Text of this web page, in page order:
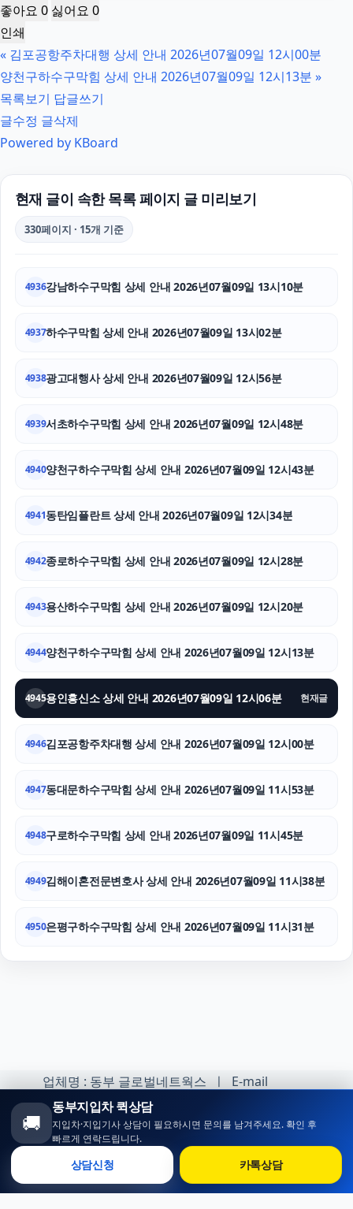
은평구하수구막힘
로드락버거
수원마약전문변호사
이혼재산분할
소액결제
애견파양
서초하수구막힘
좋아요 0 싫어요 0
인쇄
« 김포공항주차대행 상세 안내 2026년07월09일 12시00분
양천구하수구막힘 상세 안내 2026년07월09일 12시13분 »
목록보기 답글쓰기
글수정 글삭제
Powered by KBoard
현재 글이 속한 목록 페이지 글 미리보기
330페이지 · 15개 기준
4936강남하수구막힘 상세 안내 2026년07월09일 13시10분
4937하수구막힘 상세 안내 2026년07월09일 13시02분
4938광고대행사 상세 안내 2026년07월09일 12시56분
4939서초하수구막힘 상세 안내 2026년07월09일 12시48분
4940양천구하수구막힘 상세 안내 2026년07월09일 12시43분
4941동탄임플란트 상세 안내 2026년07월09일 12시34분
4942종로하수구막힘 상세 안내 2026년07월09일 12시28분
4943용산하수구막힘 상세 안내 2026년07월09일 12시20분
4944양천구하수구막힘 상세 안내 2026년07월09일 12시13분
4945용인흥신소 상세 안내 2026년07월09일 12시06분 현재글
4946김포공항주차대행 상세 안내 2026년07월09일 12시00분
4947동대문하수구막힘 상세 안내 2026년07월09일 11시53분
4948구로하수구막힘 상세 안내 2026년07월09일 11시45분
4949김해이혼전문변호사 상세 안내 2026년07월09일 11시38분
4950은평구하수구막힘 상세 안내 2026년07월09일 11시31분
업체명 : 동부 글로벌네트웍스 ㅣ E-mail
:minhoh1@naver.com
카카오톡 오픈채팅 :
https://open.kakao.com/o/sqlsXOji
Copyright ⓒ 동부 지입차 All rights reserved.
🚚
동부지입차 퀵상담
지입차·지입기사 상담이 필요하시면 문의를 남겨주세요. 확인 후
빠르게 연락드립니다.
상담신청 카톡상담